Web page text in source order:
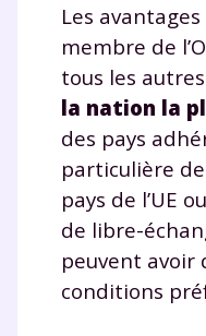
Les
membre de
tous les
la nation la
des pays
particulière
pays de l’UE
de libre-
peuvent avoir
conditions
Envie
et de